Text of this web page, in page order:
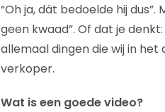
“Oh ja, dát bedoelde hij
geen kwaad”. Of dat je
allemaal dingen die wij in
verkoper.
Wat is een goede video?